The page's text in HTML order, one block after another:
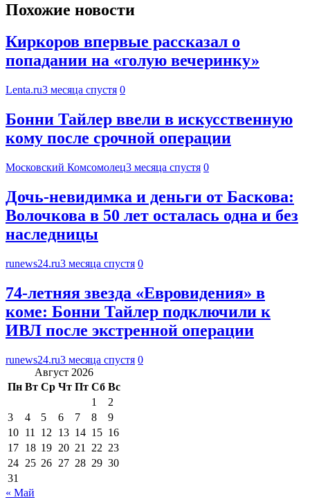
Похожие новости
Киркоров впервые рассказал о
попадании на «голую вечеринку»
Lenta.ru3 месяца спустя 0
Бонни Тайлер ввели в искусственную
кому после срочной операции
Московский Комсомолец3 месяца спустя 0
Дочь-невидимка и деньги от Баскова:
Волочкова в 50 лет осталась одна и без
наследницы
runews24.ru3 месяца спустя 0
74-летняя звезда «Евровидения» в
коме: Бонни Тайлер подключили к
ИВЛ после экстренной операции
runews24.ru3 месяца спустя 0
Август 2026
Пн Вт Ср Чт Пт Сб Вс
1
2
3
4 5 6 7 8
9
10 11 12 13 14 15 16
17 18 19 20 21 22 23
24 25 26 27 28 29 30
31
« Май